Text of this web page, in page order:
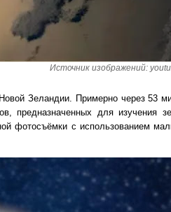
Источник изображений:
Зеландии. Примерно через 53
предназначенных для изучения
фотосъёмки с использованием